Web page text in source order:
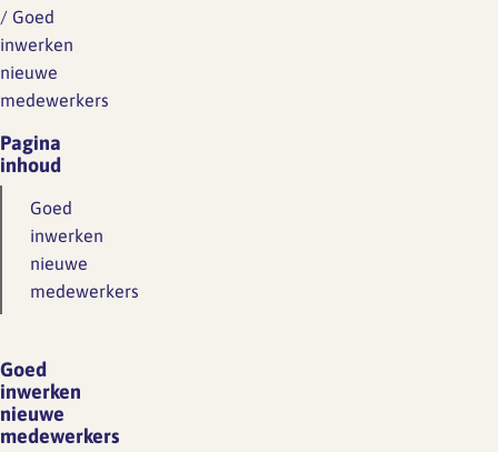
/ Goed
inwerken
nieuwe
medewerkers
Pagina
inhoud
Goed
inwerken
nieuwe
medewerkers
Goed
inwerken
nieuwe
medewerkers